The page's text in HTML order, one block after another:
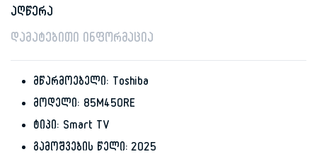
აღწერა
დამატებითი ინფორმაცია
მწარმოებელი: Toshiba
მოდელი: 85M450RE
ტიპი: Smart TV
გამოშვების წელი: 2025